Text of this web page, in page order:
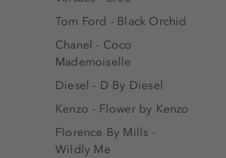
Tom Ford - Black Orchid
Chanel - Coco
Mademoiselle
Diesel - D By Diesel
Kenzo - Flower by Kenzo
Florence By Mills -
Wildly Me